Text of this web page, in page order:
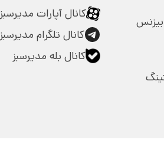
کانال آپارات مدیرسبز
کانال تلگرام مدیرسبز
کانال بله مدیرسبز